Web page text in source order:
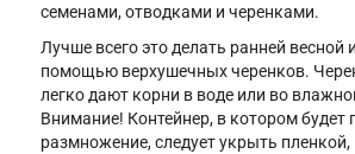
семенами, отводками и черенками.
Лучше всего это делать ранней весной
помощью верхушечных черенков.
легко дают корни в воде или во
Внимание! Контейнер, в котором будет
размножение, следует укрыть пленкой,